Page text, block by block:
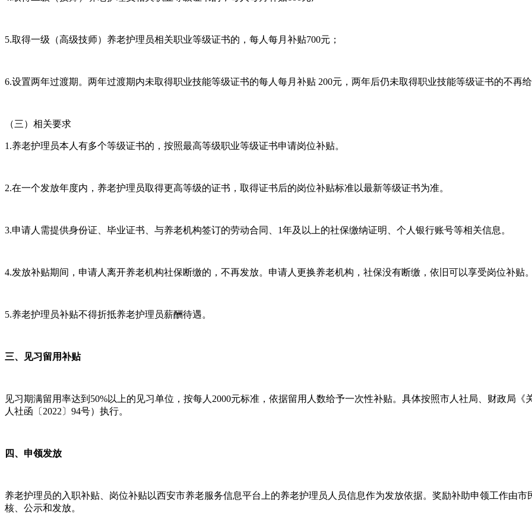
5.取得一级（高级技师）养老护理员相关职业等级证书的，每人每月补贴700元；
6.设置两年过渡期。两年过渡期内未取得职业技能等级证书的每人每月补贴 200元，两年后仍未取得职业技能等级证书的不再给
（三）相关要求
1.养老护理员本人有多个等级证书的，按照最高等级职业等级证书申请岗位补贴。
2.在一个发放年度内，养老护理员取得更高等级的证书，取得证书后的岗位补贴标准以最新等级证书为准。
3.申请人需提供身份证、毕业证书、与养老机构签订的劳动合同、1年及以上的社保缴纳证明、个人银行账号等相关信息。
4.发放补贴期间，申请人离开养老机构社保断缴的，不再发放。申请人更换养老机构，社保没有断缴，依旧可以享受岗位补贴。
5.养老护理员补贴不得折抵养老护理员薪酬待遇。
三、见习留用补贴
见习期满留用率达到50%以上的见习单位，按每人2000元标准，依据留用人数给予一次性补贴。具体按照市人社局、财政局
人社函〔2022〕94号）执行。
四、申领发放
养老护理员的入职补贴、岗位补贴以西安市养老服务信息平台上的养老护理员人员信息作为发放依据。奖励补助申领工作由
核、公示和发放。